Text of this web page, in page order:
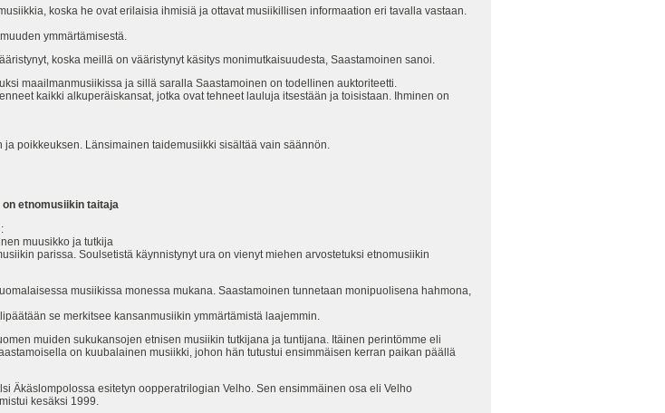
koska he ovat erilaisia ihmisiä ja ottavat musiikillisen informaation eri tavalla vastaan.
ymmärtämisestä.
koska meillä on vääristynyt käsitys monimutkaisuudesta, Saastamoinen sanoi.
maailmanmusiikissa ja sillä saralla Saastamoinen on todellinen auktoriteetti.
kaikki alkuperäiskansat, jotka ovat tehneet lauluja itsestään ja toisistaan. Ihminen on
poikkeuksen. Länsimainen taidemusiikki sisältää vain säännön.
on etnomusiikin taitaja
muusikko ja tutkija
parissa. Soulsetistä käynnistynyt ura on vienyt miehen arvostetuksi etnomusiikin
musiikissa monessa mukana. Saastamoinen tunnetaan monipuolisena hahmona,
se merkitsee kansanmusiikin ymmärtämistä laajemmin.
muiden sukukansojen etnisen musiikin tutkijana ja tuntijana. Itäinen perintömme eli
on kuubalainen musiikki, johon hän tutustui ensimmäisen kerran paikan päällä
Äkäslompolossa esitetyn oopperatrilogian Velho. Sen ensimmäinen osa eli Velho
kesäksi 1999.